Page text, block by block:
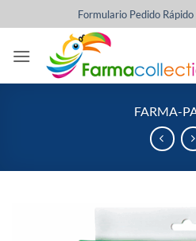
al
contenido
Formulario Pedido Rápido
FARMA-